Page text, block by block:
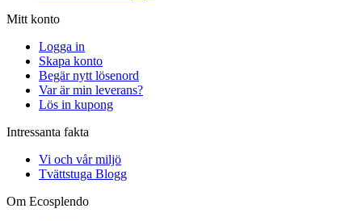
Mitt konto
Logga in
Skapa konto
Begär nytt lösenord
Var är min leverans?
Lös in kupong
Intressanta fakta
Vi och vår miljö
Tvättstuga Blogg
Om Ecosplendo